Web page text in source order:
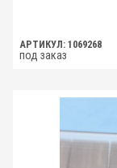
АРТИКУЛ: 1069268
под заказ